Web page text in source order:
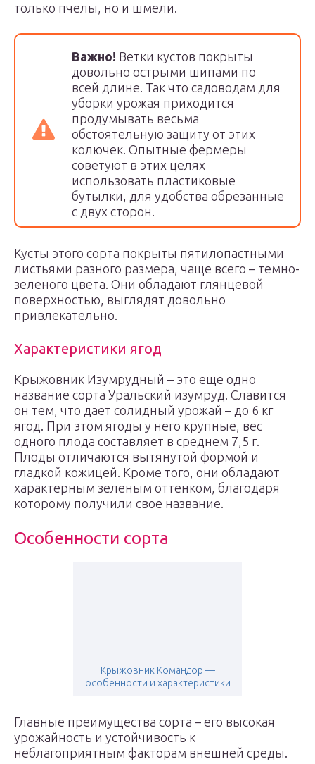
только пчелы, но и шмели.
Важно! Ветки кустов покрыты
довольно острыми шипами по
всей длине. Так что садоводам для
уборки урожая приходится
продумывать весьма
обстоятельную защиту от этих
колючек. Опытные фермеры
советуют в этих целях
использовать пластиковые
бутылки, для удобства обрезанные
с двух сторон.
Кусты этого сорта покрыты пятилопастными
листьями разного размера, чаще всего – темно-
зеленого цвета. Они обладают глянцевой
поверхностью, выглядят довольно
привлекательно.
Характеристики ягод
Крыжовник Изумрудный – это еще одно
название сорта Уральский изумруд. Славится
он тем, что дает солидный урожай – до 6 кг
ягод. При этом ягоды у него крупные, вес
одного плода составляет в среднем 7,5 г.
Плоды отличаются вытянутой формой и
гладкой кожицей. Кроме того, они обладают
характерным зеленым оттенком, благодаря
которому получили свое название.
Особенности сорта
Крыжовник Командор —
особенности и характеристики
Главные преимущества сорта – его высокая
урожайность и устойчивость к
неблагоприятным факторам внешней среды.